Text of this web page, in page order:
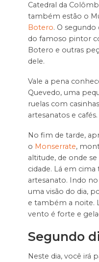
Catedral da
também estão o
Botero. O
do famoso pintor
Botero e outras
dele.
Vale a pena
Quevedo, uma
ruelas com
artesanatos e cafés.
No fim de tarde,
o Monserrate,
altitude, de onde
cidade. Lá em cima
artesanato. Indo
uma visão do dia,
e também a noite.
vento é forte e
Segundo
Neste dia, você irá